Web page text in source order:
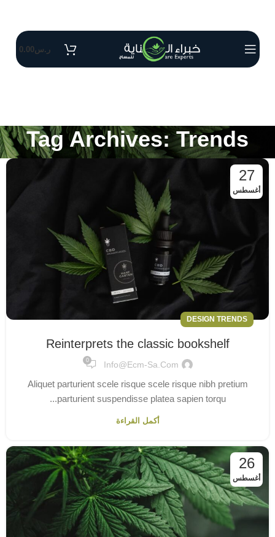
ر.س0.00
Tag Archives: Trends
27
أغسطس
DESIGN TRENDS
Reinterprets the classic bookshelf
Info@ecm-Sa.com
0
Aliquet parturient scele risque scele risque nibh pretium
parturient suspendisse platea sapien torqu...
أكمل القراءة
26
أغسطس